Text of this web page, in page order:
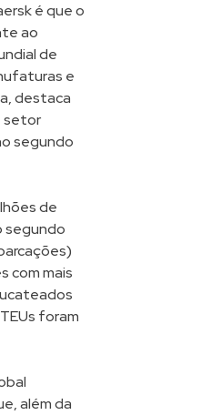
é que o
ao
de
e
destaca
setor
segundo
de
segundo
com mais
foram
além da